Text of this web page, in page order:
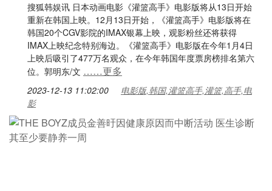
搜狐韩娱讯 日本动画电影《灌篮高手》电影版将从13日开始
重新在韩国上映。12月13日开始，《灌篮高手》电影版将在
韩国20个CGV影院的IMAX银幕上映，观影粉丝还将获得
IMAX上映纪念特别海边。《灌篮高手》电影版在今年1月4日
上映后吸引了477万名观众，在今年韩国年度票房榜排名第六
位。郭明东/文 ……更多
2023-12-13 11:02:00
电影版,韩国,灌篮高手,灌篮,高手,电
影